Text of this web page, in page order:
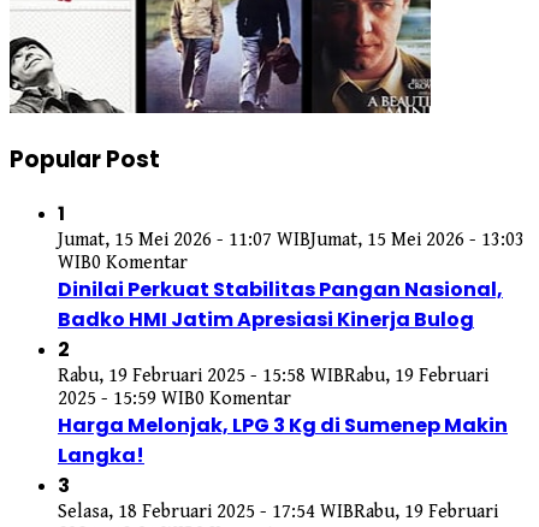
Popular Post
1
Jumat, 15 Mei 2026 - 11:07 WIBJumat, 15 Mei 2026 - 13:03
WIB0 Komentar
Dinilai Perkuat Stabilitas Pangan Nasional,
Badko HMI Jatim Apresiasi Kinerja Bulog
2
Rabu, 19 Februari 2025 - 15:58 WIBRabu, 19 Februari
2025 - 15:59 WIB0 Komentar
Harga Melonjak, LPG 3 Kg di Sumenep Makin
Langka!
3
Selasa, 18 Februari 2025 - 17:54 WIBRabu, 19 Februari